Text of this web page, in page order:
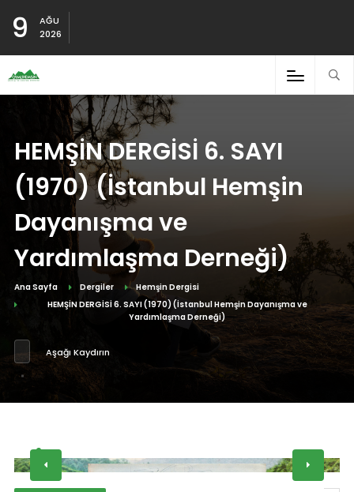
9
AĞU
2026
HEMŞİN DERGİSİ 6. SAYI
(1970) (İstanbul Hemşin
Dayanışma ve
Yardımlaşma Derneği)
Ana Sayfa Dergiler
Hemşin Dergisi
HEMŞİN DERGİSİ 6. SAYI (1970) (İstanbul Hemşin Dayanışma ve
Yardımlaşma Derneği)
Aşağı Kaydırın